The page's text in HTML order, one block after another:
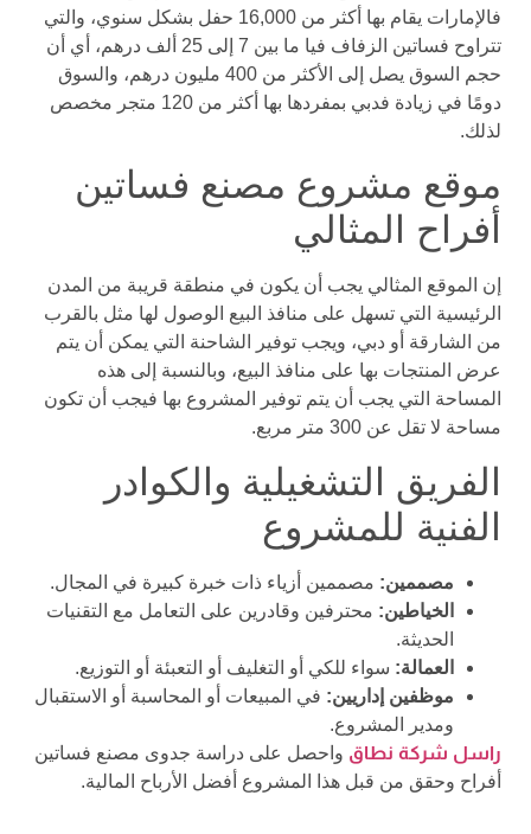
فالإمارات يقام بها أكثر من 16,000 حفل بشكل سنوي، والتي
تتراوح فساتين الزفاف فيا ما بين 7 إلى 25 ألف درهم، أي أن
حجم السوق يصل إلى الأكثر من 400 مليون درهم، والسوق
دومًا في زيادة فدبي بمفردها بها أكثر من 120 متجر مخصص
لذلك.
موقع مشروع مصنع فساتين
أفراح المثالي
إن الموقع المثالي يجب أن يكون في منطقة قريبة من المدن
الرئيسية التي تسهل على منافذ البيع الوصول لها مثل بالقرب
من الشارقة أو دبي، ويجب توفير الشاحنة التي يمكن أن يتم
عرض المنتجات بها على منافذ البيع، وبالنسبة إلى هذه
المساحة التي يجب أن يتم توفير المشروع بها فيجب أن تكون
مساحة لا تقل عن 300 متر مربع.
الفريق التشغيلية والكوادر
الفنية للمشروع
مصممين: مصممين أزياء ذات خبرة كبيرة في المجال.
الخياطين: محترفين وقادرين على التعامل مع التقنيات
الحديثة.
العمالة: سواء للكي أو التغليف أو التعبئة أو التوزيع.
موظفين إداريين: في المبيعات أو المحاسبة أو الاستقبال
ومدير المشروع.
راسل شركة نطاق واحصل على دراسة جدوى مصنع فساتين
أفراح وحقق من قبل هذا المشروع أفضل الأرباح المالية.